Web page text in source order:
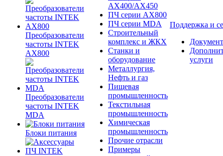
Преобразователи
частоты INTEK
AX800
Преобразователи
частоты INTEK
MDA
Блоки питания
AX400/AX450
ПЧ серии AX800
ПЧ серии MDA
Строительный
комплекс и ЖКХ
Станки и
оборудование
Металлургия,
Нефть и газ
Пищевая
промышленность
Текстильная
промышленность
Химическая
промышленность
Прочие отрасли
Примеры
Поддержка и
услуги